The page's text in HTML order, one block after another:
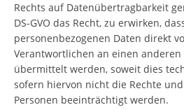
Rechts auf Datenübertragbarkeit
DS-GVO das Recht, zu erwirken,
personenbezogenen Daten direkt
Verantwortlichen an einen
übermittelt werden, soweit dies
sofern hiervon nicht die Rechte
Personen beeinträchtigt werden.